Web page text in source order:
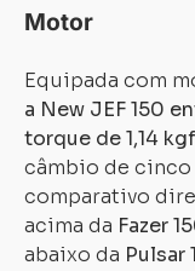
Motor
Equipada com
a New JEF 150
torque de 1,14
câmbio de cinco
comparativo
acima da Fazer
abaixo da Pulsar